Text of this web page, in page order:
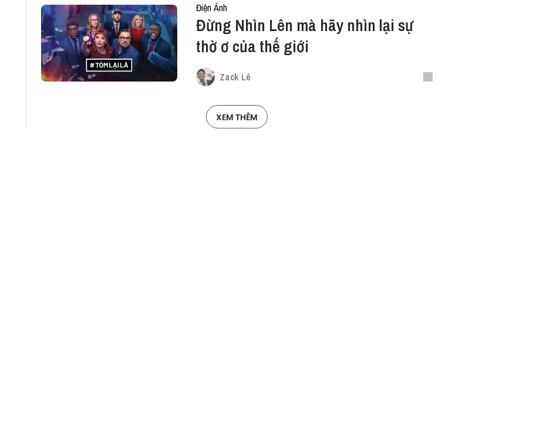
Điện Ảnh
Đừng Nhìn Lên mà hãy nhìn lại sự
thờ ơ của thế giới
Zack Lê
XEM THÊM